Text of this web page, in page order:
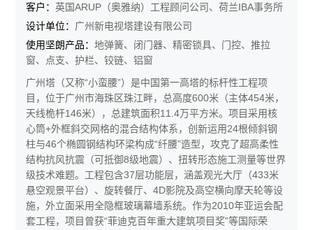
客户：英国ARUP（奥雅纳）工程顾问公司、荷兰IBA事务所
设计单位： 广州新电视塔建设有限公司
使用坚朗产品：地弹簧、闭门器、精密锁具、门控、推拉
窗、点支、护栏、铰链、铝窗
广州塔（又称“小蛮腰”）是中国第一高塔的标杆性工程项
目，位于广州市海珠区珠江畔，总高度600米（主体454米，
天线桅杆146米），总建筑面积11.4万平方米。项目采用核
心筒+外框斜交网格的混合结构体系，创新运用24根倾斜钢
柱与46个椭圆钢结构环梁构成“纤腰”造型，攻克了超高柔性
结构抗风抗震（可抵御8级地震）、扭转形态施工测量等世界
级技术难题。工程包含37层功能层，涵盖观光大厅（433米
悬空观景平台）、旋转餐厅、4D影院及高空横向摩天轮等设
施，外立面采用全隐框玻璃幕墙系统。作为2010年亚运会配
套工程，项目曾获“菲迪克百年重大建筑项目奖”等国际荣